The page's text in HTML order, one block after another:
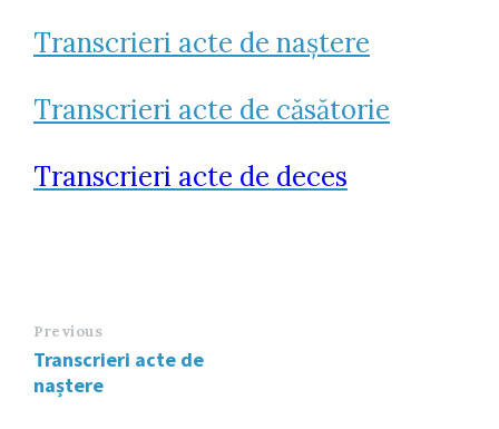
Transcrieri acte de naștere
Transcrieri acte de căsătorie
Transcrieri acte de deces
Previous
Transcrieri acte de
naștere